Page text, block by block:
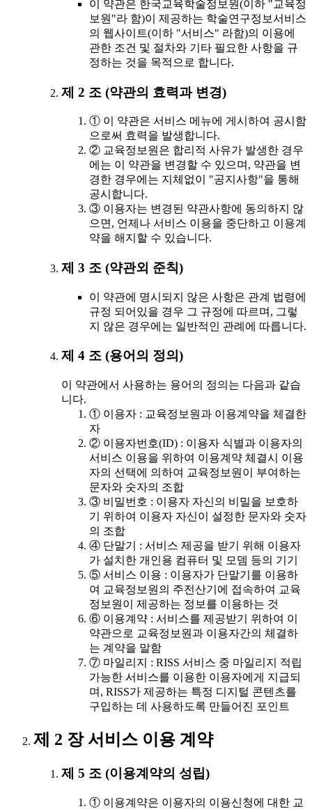
이 약관은 한국교육학술정보원(이하 "교육정
보원"라 함)이 제공하는 학술연구정보서비스
의 웹사이트(이하 "서비스" 라함)의 이용에
관한 조건 및 절차와 기타 필요한 사항을 규
정하는 것을 목적으로 합니다.
제 2 조 (약관의 효력과 변경)
① 이 약관은 서비스 메뉴에 게시하여 공시함
으로써 효력을 발생합니다.
② 교육정보원은 합리적 사유가 발생한 경우
에는 이 약관을 변경할 수 있으며, 약관을 변
경한 경우에는 지체없이 "공지사항"을 통해
공시합니다.
③ 이용자는 변경된 약관사항에 동의하지 않
으면, 언제나 서비스 이용을 중단하고 이용계
약을 해지할 수 있습니다.
제 3 조 (약관외 준칙)
이 약관에 명시되지 않은 사항은 관계 법령에
규정 되어있을 경우 그 규정에 따르며, 그렇
지 않은 경우에는 일반적인 관례에 따릅니다.
제 4 조 (용어의 정의)
이 약관에서 사용하는 용어의 정의는 다음과 같습
니다.
① 이용자 : 교육정보원과 이용계약을 체결한
자
② 이용자번호(ID) : 이용자 식별과 이용자의
서비스 이용을 위하여 이용계약 체결시 이용
자의 선택에 의하여 교육정보원이 부여하는
문자와 숫자의 조합
③ 비밀번호 : 이용자 자신의 비밀을 보호하
기 위하여 이용자 자신이 설정한 문자와 숫자
의 조합
④ 단말기 : 서비스 제공을 받기 위해 이용자
가 설치한 개인용 컴퓨터 및 모뎀 등의 기기
⑤ 서비스 이용 : 이용자가 단말기를 이용하
여 교육정보원의 주전산기에 접속하여 교육
정보원이 제공하는 정보를 이용하는 것
⑥ 이용계약 : 서비스를 제공받기 위하여 이
약관으로 교육정보원과 이용자간의 체결하
는 계약을 말함
⑦ 마일리지 : RISS 서비스 중 마일리지 적립
가능한 서비스를 이용한 이용자에게 지급되
며, RISS가 제공하는 특정 디지털 콘텐츠를
구입하는 데 사용하도록 만들어진 포인트
제 2 장 서비스 이용 계약
제 5 조 (이용계약의 성립)
① 이용계약은 이용자의 이용신청에 대한 교